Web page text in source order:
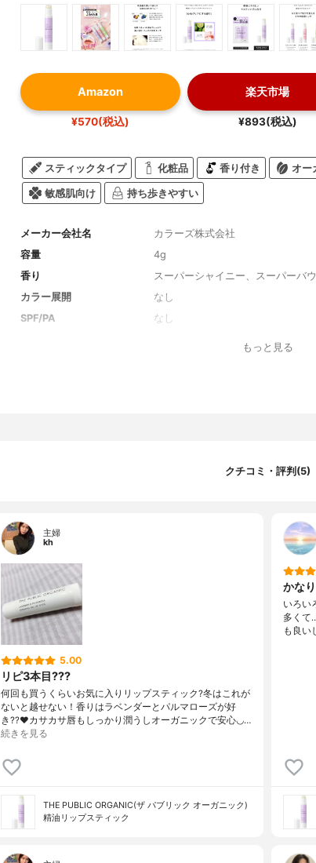
Amazon
¥570(税込)
楽天市場
¥893(税込)
スティックタイプ 化粧品 香り付き オー
敏感肌向け 持ち歩きやすい
メーカー会社名
カラーズ株式会社
容量
4g
香り
スーパーシャイニー、スーパーバ
カラー展開
なし
SPF/PA
なし
リーブ果実油、ホホバ種子油、ミ
ア脂、カルナウバロウ、ベルガモ
油、プランクトンエキス、ブドウ
もっと見る
クチコミ・評判(5)
主婦
kh
5.00
リピ3本目???
何回も買うくらいお気に入りリップスティック?冬はこれが
ないと越せない！香りはラベンダーとパルマローズが好
き??❤️カサカサ唇もしっかり潤うしオーガニックで安心◡…
続きを見る
THE PUBLIC ORGANIC(ザ パブリック オーガニック)
精油リップスティック
かな
いろい
多くて
も良い